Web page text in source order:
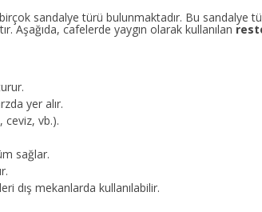
sandalye türü bulunmaktadır. Bu sandalye
Aşağıda, cafelerde yaygın olarak kullanılan
yer alır.
ceviz, vb.).
sağlar.
dış mekanlarda kullanılabilir.